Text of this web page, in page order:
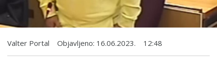
Valter Portal Objavljeno: 16.06.2023. 12:48